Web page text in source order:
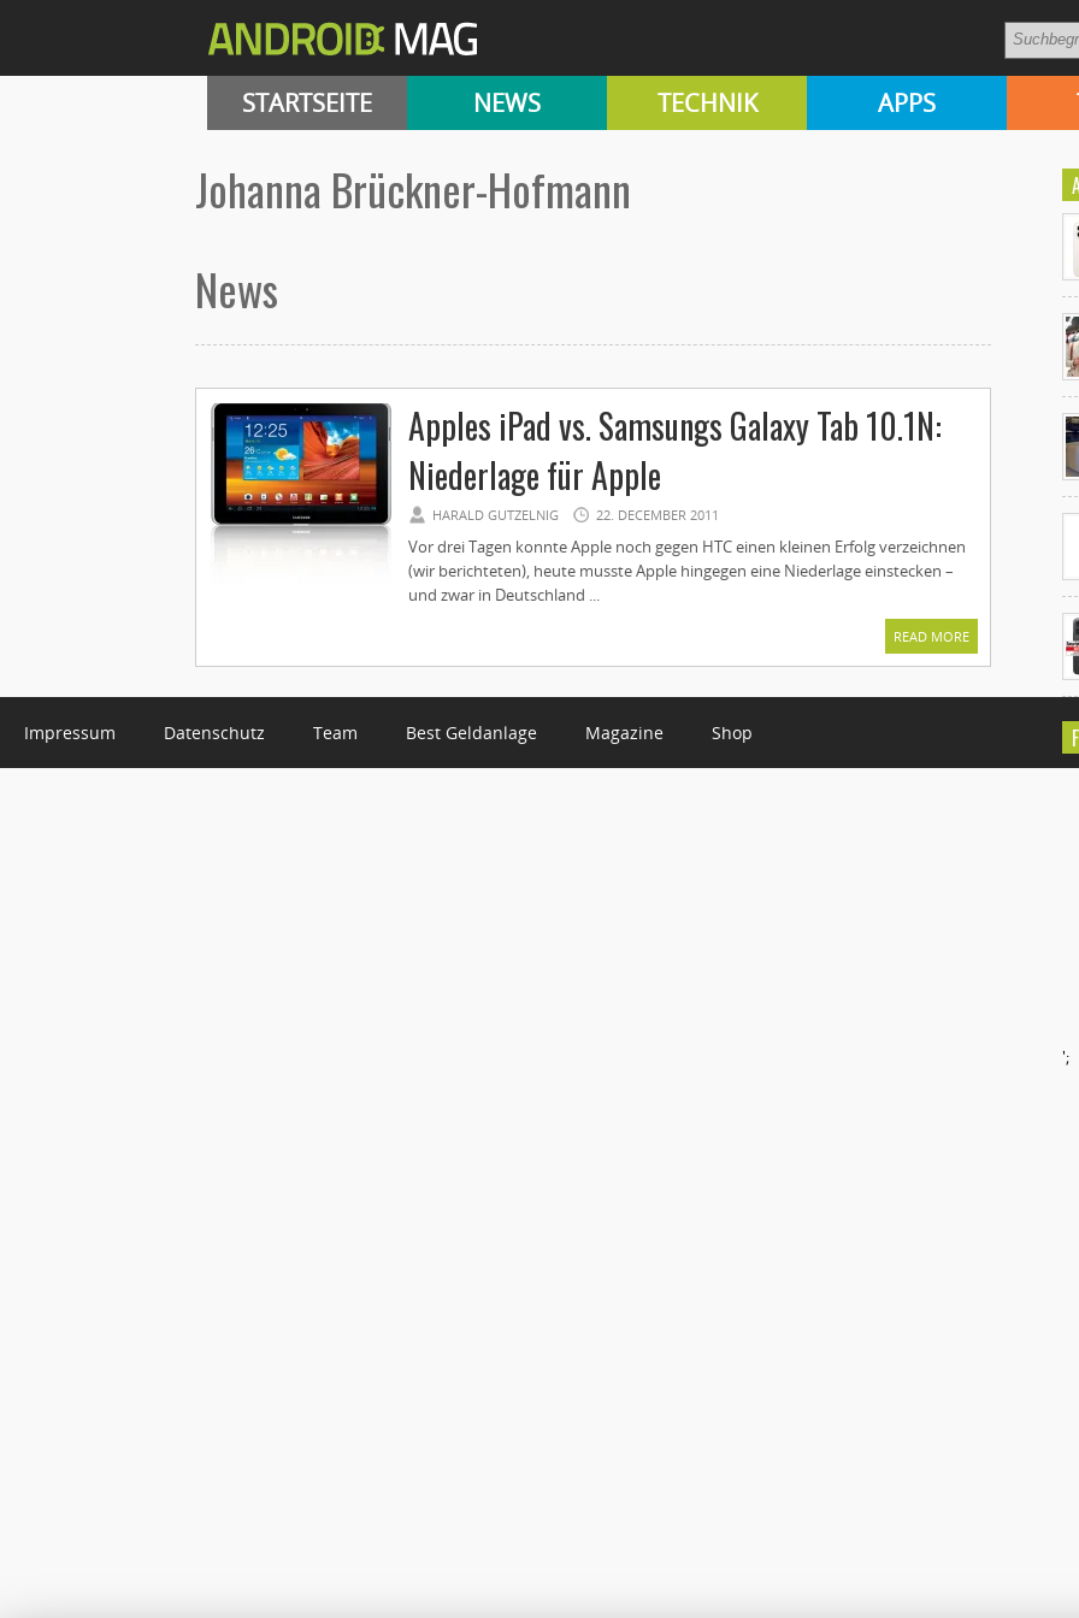
STARTSEITE NEWS TECHNIK APPS
Johanna Brückner-Hofmann
News
Apples iPad vs. Samsungs Galaxy Tab 10.1N:
Niederlage für Apple
HARALD GUTZELNIG 22. DECEMBER 2011
Vor drei Tagen konnte Apple noch gegen HTC einen kleinen Erfolg verzeichnen
(wir berichteten), heute musste Apple hingegen eine Niederlage einstecken –
und zwar in Deutschland ...
READ MORE
';
Impressum Datenschutz Team Best Geldanlage Magazine Shop